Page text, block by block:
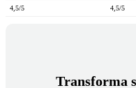
4,5/5
4,5/5
Transforma